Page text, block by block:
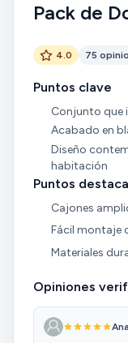
Pack de
4.0 75
Puntos clave
Conjunto que
Acabado en
Diseño
habitación
Puntos
Cajones
Fácil montaje
Materiales
Opiniones